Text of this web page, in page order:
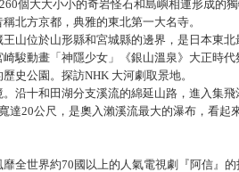
個大大小小的奇岩怪石和島嶼相連形成的獨
北方京都，典雅的東北第一大名寺。
山位於山形縣和宮城縣的邊界，是日本東北
駿動畫「神隱少女」《銀山溫泉》大正時代
史公園。探訪NHK 大河劇取景地。
沿十和田湖分支溪流的綿延山路，進入集
達20公尺，是奧入瀨溪流最大的瀑布，看起
全世界約70國以上的人氣電視劇『阿信』的